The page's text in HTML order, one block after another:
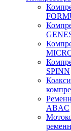
SPINN
ABAC